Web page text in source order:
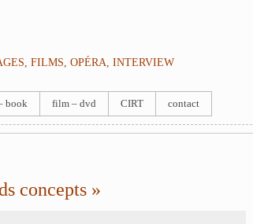
FILMS, OPÉRA, INTERVIEW
book film – dvd CIRT contact
concepts »